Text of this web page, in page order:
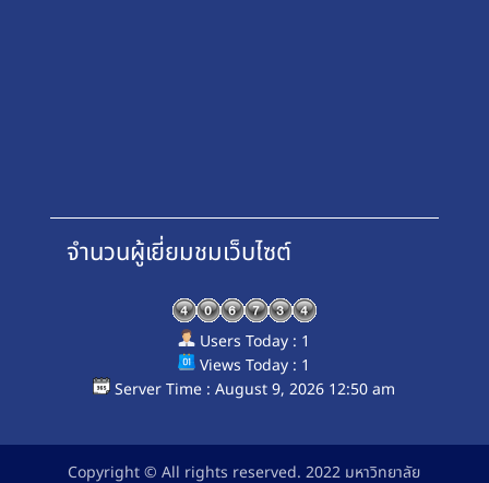
จำนวนผู้เยี่ยมชมเว็บไซต์
Users Today : 1
Views Today : 1
Server Time : August 9, 2026 12:50 am
Copyright © All rights reserved. 2022 มหาวิทยาลัย